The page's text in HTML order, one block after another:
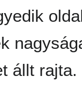
állt rajta.